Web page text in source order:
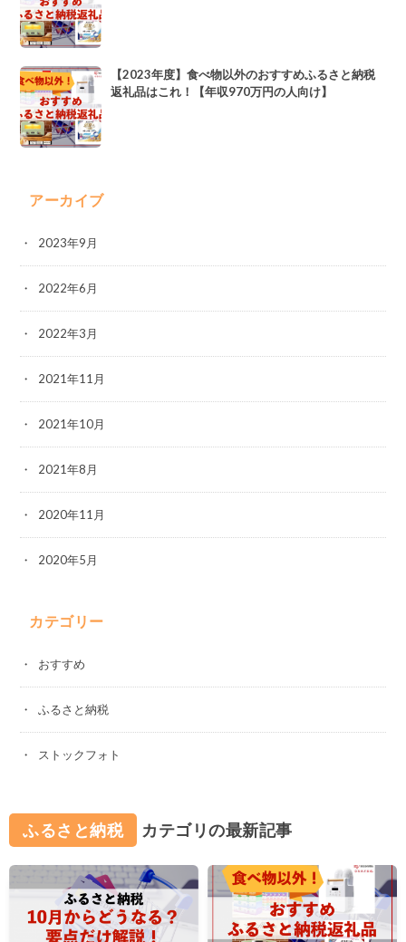
【2023年度】食べ物以外のおすすめふるさと納税
返礼品はこれ！【年収970万円の人向け】
アーカイブ
2023年9月
2022年6月
2022年3月
2021年11月
2021年10月
2021年8月
2020年11月
2020年5月
カテゴリー
おすすめ
ふるさと納税
ストックフォト
ふるさと納税 カテゴリの最新記事